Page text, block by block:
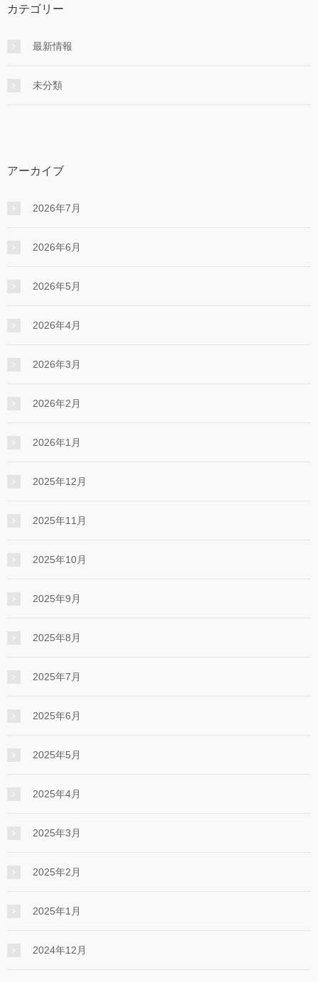
カテゴリー
最新情報
未分類
アーカイブ
2026年7月
2026年6月
2026年5月
2026年4月
2026年3月
2026年2月
2026年1月
2025年12月
2025年11月
2025年10月
2025年9月
2025年8月
2025年7月
2025年6月
2025年5月
2025年4月
2025年3月
2025年2月
2025年1月
2024年12月